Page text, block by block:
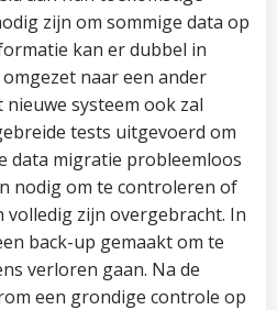
zijn om sommige data op
kan er dubbel in
naar een ander
systeem ook zal
tests uitgevoerd om
data migratie probleemloos
nodig om te controleren of
volledig zijn overgebracht. In
back-up gemaakt om te
verloren gaan. Na de
een grondige controle op